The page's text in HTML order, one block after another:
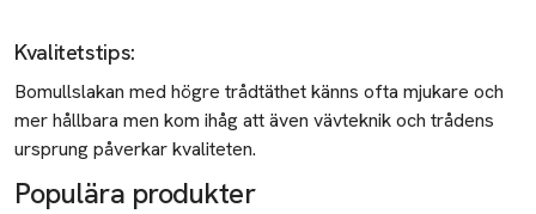
Modetips
Sneakersguide - Säsongens trender 2026
Jeansguiden
Klänningar 2026 – Säsongens trender
Kvalitetstips:
Bomullslakan med högre trådtäthet känns ofta mjukare och
mer hållbara men kom ihåg att även vävteknik och trådens
ursprung påverkar kvaliteten.
Populära produkter